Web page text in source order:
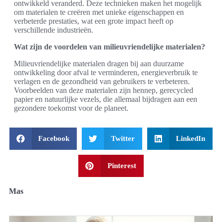
ontwikkeld veranderd. Deze technieken maken het mogelijk
om materialen te creëren met unieke eigenschappen en
verbeterde prestaties, wat een grote impact heeft op
verschillende industrieën.
Wat zijn de voordelen van milieuvriendelijke materialen?
Milieuvriendelijke materialen dragen bij aan duurzame
ontwikkeling door afval te verminderen, energieverbruik te
verlagen en de gezondheid van gebruikers te verbeteren.
Voorbeelden van deze materialen zijn hennep, gerecycled
papier en natuurlijke vezels, die allemaal bijdragen aan een
gezondere toekomst voor de planeet.
Facebook Twitter LinkedIn
Pinterest
Mas